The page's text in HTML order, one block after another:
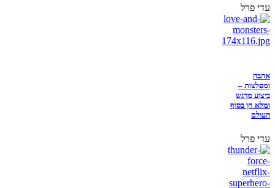
עדי פרל
אהבה
ומפלצות –
ביצוע מרגש
ומלא חן בסוף
העולם
עדי פרל